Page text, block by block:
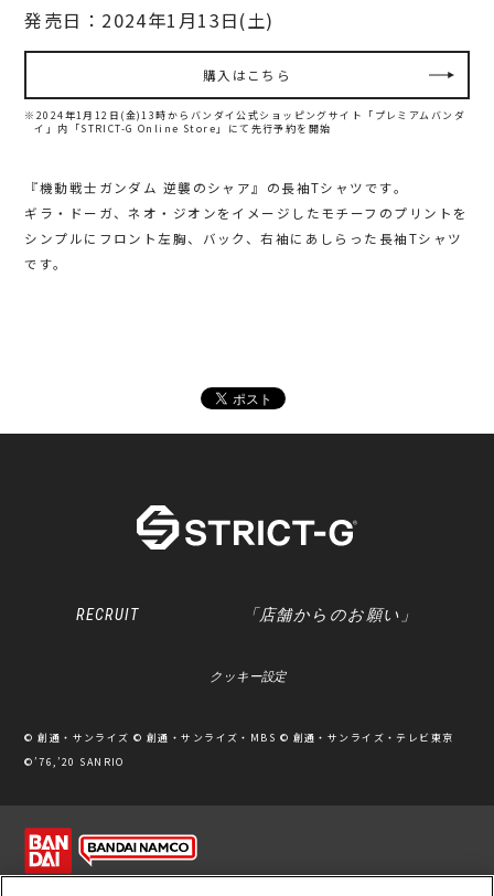
発売日：2024年1月13日(土)
購入はこちら
※2024年1月12日(金)13時からバンダイ公式ショッピングサイト「プレミアムバンダ
イ」内
「STRICT-G Online Store」にて先行予約を開始
『機動戦士ガンダム 逆襲のシャア』の長袖Tシャツです。
ギラ・ドーガ、ネオ・ジオンをイメージしたモチーフのプリントを
シンプルにフロント左胸、バック、右袖にあしらった長袖Tシャツ
です。
RECRUIT 「店舗からのお願い」
クッキー設定
© 創通・サンライズ © 創通・サンライズ・MBS © 創通・サンライズ・テレビ東京
©’76,’20 SANRIO